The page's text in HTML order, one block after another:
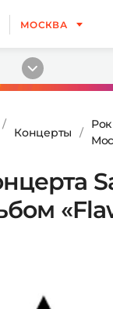
МОСКВА
Концерты